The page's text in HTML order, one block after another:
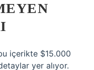
içerikte $15.000
yer alıyor.